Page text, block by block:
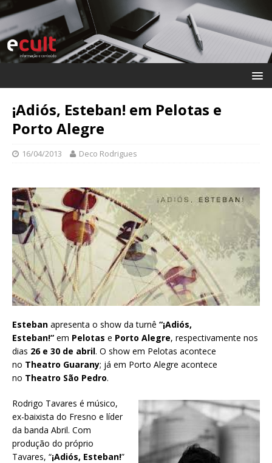
¡Adiós, Esteban! em Pelotas e
Porto Alegre
16/04/2013 Deco Rodrigues
Esteban apresenta o show da turnê “¡Adiós,
Esteban!” em Pelotas e Porto Alegre, respectivamente nos
dias 26 e 30 de abril. O show em Pelotas acontece
no Theatro Guarany; já em Porto Alegre acontece
no Theatro São Pedro.
Rodrigo Tavares é músico,
ex-baixista do Fresno e líder
da banda Abril. Com
produção do próprio
Tavares, “¡Adiós, Esteban!”